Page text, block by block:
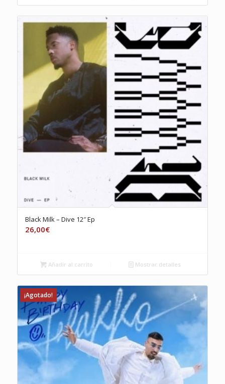
Black Milk – Dive 12″ Ep
26,00€
Añadir al carrito Mostrar detalles
¡Agotado!